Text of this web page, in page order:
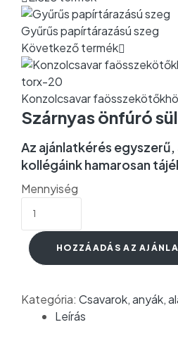
Gyűrűs papírtárazású szeg
Következő termék
Konzolcsavar
Szárnyas önfúró
Az ajánlatkérés
kollégáink hamarosan
Mennyiség
HOZZÁADÁS AZ
Kategória: Csavarok, anyák,
Leírás